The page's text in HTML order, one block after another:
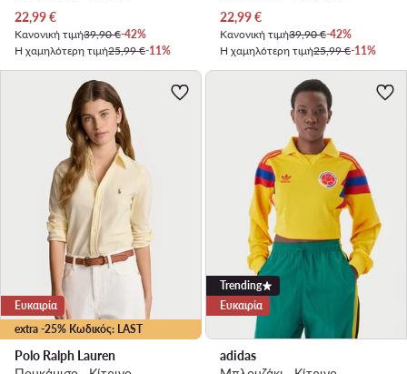
Τρέχουσα τιμή
22,99€
Κανονική τιμή39,90 €-42%
Η χαμηλότερη τιμή25,99 €-11%
Τρέχουσα τιμή
22,99€
Κανονική τιμή39,90 €-42%
Η χαμηλότερη τιμή25,99 €-11%
extra -25% Κωδικός: LAST
Ευκαιρία
Polo Ralph Lauren
Trending
Ευκαιρία
adidas